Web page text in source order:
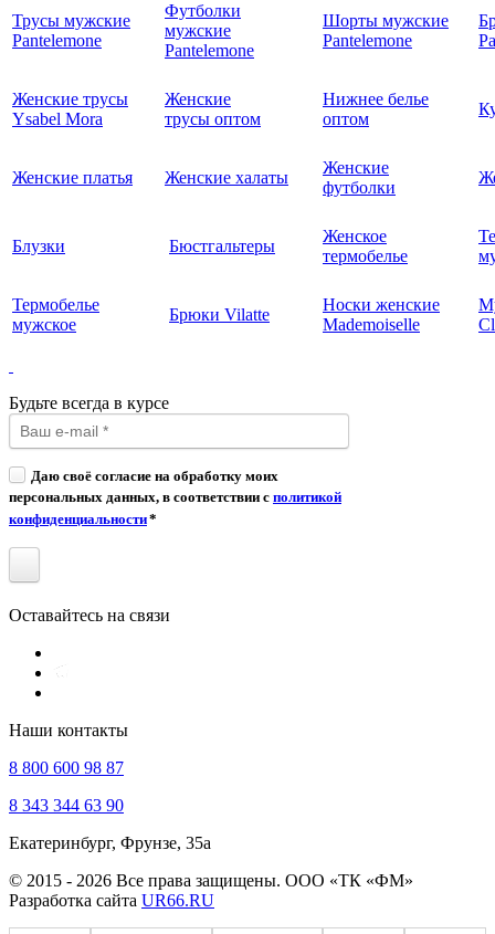
Трусы мужские
Pantelemone
Футболки
мужские
Pantelemone
Шорты мужские
Pantelemone
Женские трусы
Ysabel Mora
Женские
трусы оптом
Нижнее белье
оптом
Женские платья Женские халаты
Женские
футболки
Блузки Бюстгальтеры
Женское
термобелье
Термобелье
мужское
Брюки Vilatte
Носки женские
Mademoiselle
Будьте всегда в курсе
Даю своё согласие на обработку моих
персональных данных, в соответствии с политикой
конфиденциальности*
Оставайтесь на связи
Наши контакты
8 800 600 98 87
8 343 344 63 90
Екатеринбург, Фрунзе, 35а
© 2015 - 2026 Все права защищены. ООО «ТК «ФМ»
Разработка сайта UR66.RU